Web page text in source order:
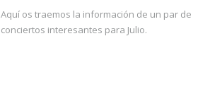
Aquí os traemos la información de un par de
conciertos interesantes para Julio.